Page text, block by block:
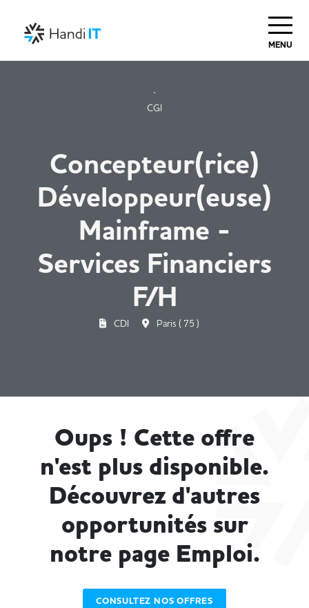
MENU
CGI
Concepteur(rice)
Développeur(euse)
Mainframe -
Services Financiers
F/H
CDI Paris ( 75 )
Oups ! Cette offre
n'est plus disponible.
Découvrez d'autres
opportunités sur
notre page Emploi.
CONSULTEZ NOS OFFRES